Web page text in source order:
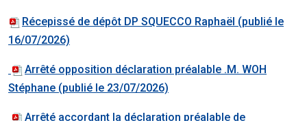
Récepissé de dépôt DP SQUECCO Raphaël (publié le
16/07/2026)
Arrêté opposition déclaration préalable .M. WOH
Stéphane (publié le 23/07/2026)
Arrêté accordant la déclaration préalable de